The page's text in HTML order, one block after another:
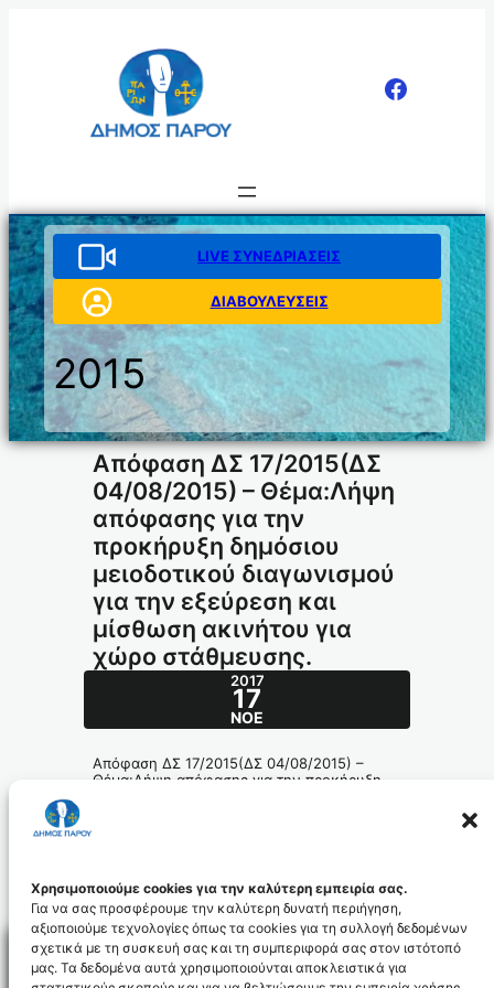
Χρησιμοποιούμε cookies για την καλύτερη εμπειρία σας.
Για να σας προσφέρουμε την καλύτερη δυνατή περιήγηση,
αξιοποιούμε τεχνολογίες όπως τα cookies για τη συλλογή δεδομένων
σχετικά με τη συσκευή σας και τη συμπεριφορά σας στον ιστότοπό
μας. Τα δεδομένα αυτά χρησιμοποιούνται αποκλειστικά για
LIVE ΣΥΝΕΔΡΙΑΣΕΙΣ
ΔΙΑΒΟΥΛΕΥΣΕΙΣ
2015
Απόφαση ΔΣ 17/2015(ΔΣ
04/08/2015) – Θέμα:Λήψη
απόφασης για την
προκήρυξη δημόσιου
μειοδοτικού διαγωνισμού
για την εξεύρεση και
μίσθωση ακινήτου για
χώρο στάθμευσης.
2017
17
ΝΟΈ
Απόφαση ΔΣ 17/2015(ΔΣ 04/08/2015) –
Θέμα:Λήψη απόφασης για την προκήρυξη
243.2015_id4306